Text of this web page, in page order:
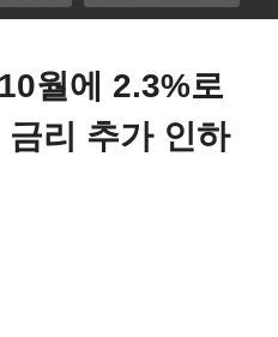
정 평가, 해결 기대
월에 2.3%로
리 추가 인하